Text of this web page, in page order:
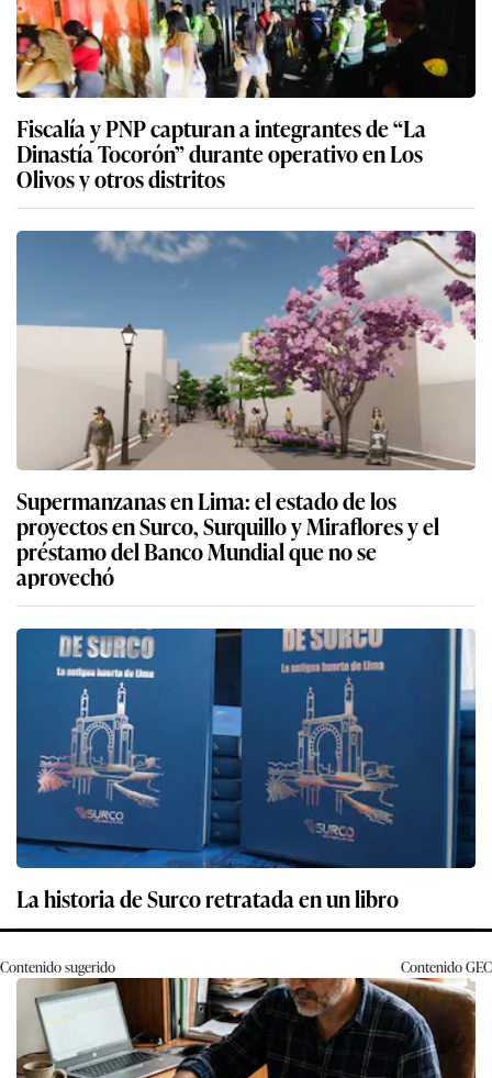
Fiscalía y PNP capturan a integrantes de “La
Dinastía Tocorón” durante operativo en Los
Olivos y otros distritos
Supermanzanas en Lima: el estado de los
proyectos en Surco, Surquillo y Miraflores y el
préstamo del Banco Mundial que no se
aprovechó
La historia de Surco retratada en un libro
Contenido sugerido ContenidoGEC